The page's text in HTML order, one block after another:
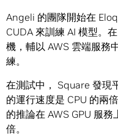
Angeli 的團隊開始在
CUDA 來訓練 AI 模型。
機，輔以 AWS 雲端服務
練。
在測試中， Square 發現
的運行速度是 CPU 的兩
的推論在 AWS GPU 服
倍。